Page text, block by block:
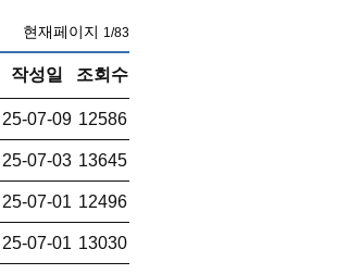
현재페이지 1/83
작성일 조회수
25-07-09 12586
25-07-03 13645
25-07-01 12496
25-07-01 13030